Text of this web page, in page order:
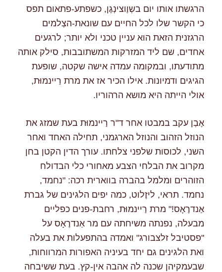
הרגשתו אותו יום בשְוֶוצינְגֶן, כשפתע-פתאום תפס
כי הקשר שלו לכל החיים עם שונאת-הצְלמים
הרגזנית הזאת הוא עניין טכני ולא יותר; לרגעים
אחדים, שם ליד המזרקות המשתובבות, סילק אותה
מתודעתו, ובמקומה עמדה אישה שקטה, שופעת
הגיגים ודמיונות. אילו הכיר אז את מרת רַיינמוּּת,
אולי הייתה היא מושא הרהוריו.
אֶבְן עקב במבטו אחר ד"ר רַיינמוּּת בעת שמזג את
הנוזל הזהוב והנוזל הארגמני, תחילה האחד ואחר
השני, לכוסות שלפני צלחתו. עורך הדין הקטן בחן
מקרוב את הבלחי הצבע מאחורי כלי הבדולח
הזוהרים ומלמל בהברה בווארית רכה: "נחמד,
נחמד. תראי, ליזֶלוט, כמה יפים הלגינים של גברת
אַנדרֶאָס!" מרת רַיינמוּּת, רחבת-פנים כפליים
מבעלה, נפנתה משיחתה עם מר אַנדרֶאָס על
"פסטיבל זלצבורג" ואמדה בהתפעלות את בעלה
ואת הלגינים גם יחד בעיניה האפורות המרווחות,
שבעמקיהן שכנה לה אהבה אין-קץ. בעת ששיבחה